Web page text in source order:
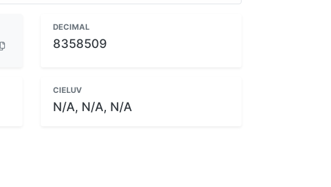
DECIMAL
8358509
CIELUV
N/A, N/A, N/A